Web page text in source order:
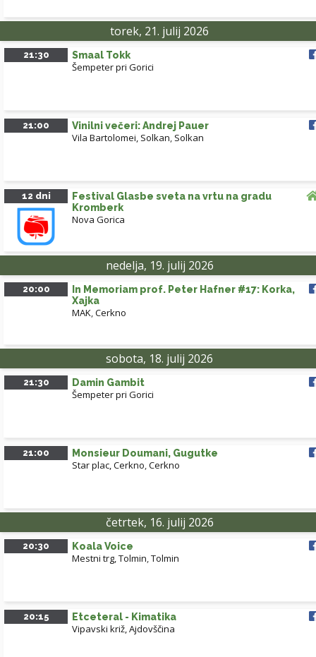
torek, 21. julij 2026
21:30 Smaal Tokk
Šempeter pri Gorici
21:00 Vinilni večeri: Andrej Pauer
Vila Bartolomei, Solkan, Solkan
12 dni
Festival Glasbe sveta na vrtu na gradu
Kromberk
Nova Gorica
nedelja, 19. julij 2026
20:00
In Memoriam prof. Peter Hafner #17: Korka,
Xajka
MAK,Cerkno
sobota, 18. julij 2026
21:30 Damin Gambit
Šempeter pri Gorici
21:00 Monsieur Doumani, Gugutke
Star plac, Cerkno,Cerkno
četrtek, 16. julij 2026
20:30 Koala Voice
Mestni trg, Tolmin,Tolmin
20:15 Etceteral - Kimatika
Vipavski križ, Ajdovščina